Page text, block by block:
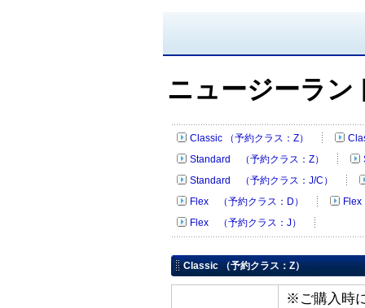
ニュージーラン
Classic （予約クラス：Z）
Standard （予約クラス：Z）
Standard （予約クラス：J/C）
Flex （予約クラス：D）
Flex （予約クラス：J）
Classic （予約クラス：Z）
※ご購入時